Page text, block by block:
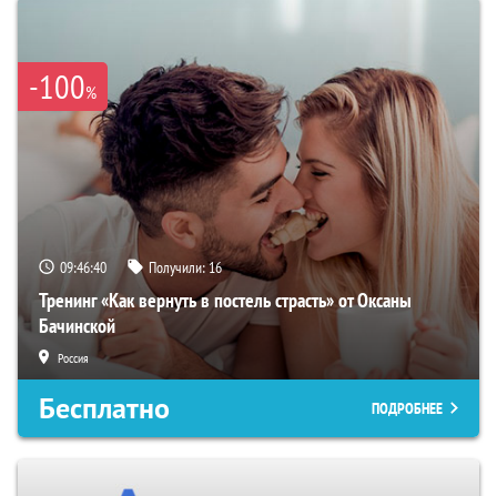
-100%
09:46:39 Получили:16
Тренинг «Как вернуть в постель страсть» от Оксаны
Бачинской
Россия
Бесплатно ПОДРОБНЕЕ